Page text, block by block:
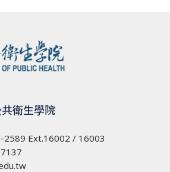
衛生學院
2589 Ext.16002 / 16003